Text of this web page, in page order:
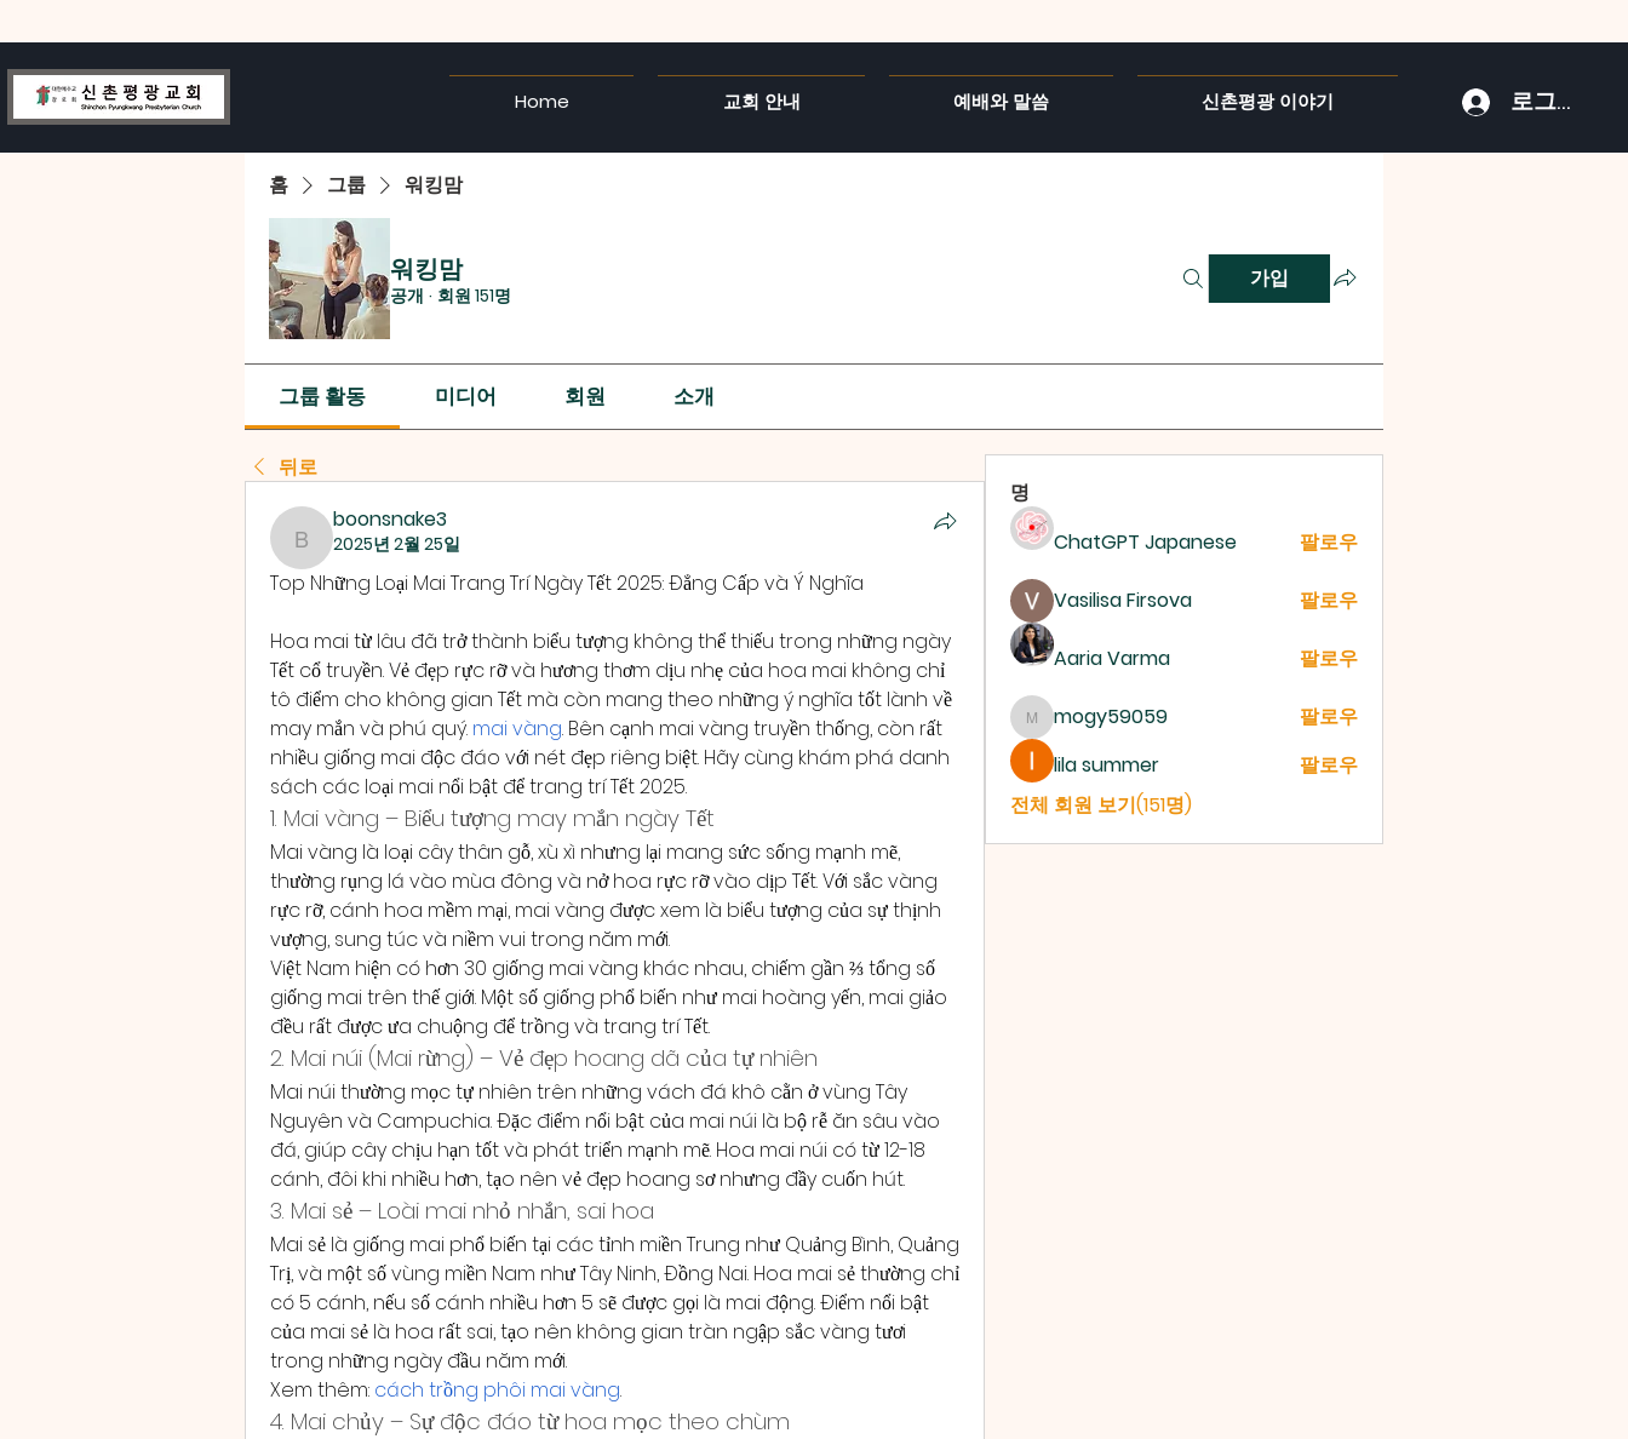
Home 교회 안내 예배와 말씀 신촌평광 이야기 로그인
홈 그룹 워킹맘
워킹맘
공개 · 회원 151명
가입
그룹 활동 미디어 회원 소개
뒤로
boonsnake3
boonsnake3
2025년 2월 25일
Top Những Loại Mai Trang Trí Ngày Tết 2025: Đẳng Cấp và Ý Nghĩa
Hoa mai từ lâu đã trở thành biểu tượng không thể thiếu trong những ngày
Tết cổ truyền. Vẻ đẹp rực rỡ và hương thơm dịu nhẹ của hoa mai không chỉ
tô điểm cho không gian Tết mà còn mang theo những ý nghĩa tốt lành về
may mắn và phú quý. mai vàng. Bên cạnh mai vàng truyền thống, còn rất
nhiều giống mai độc đáo với nét đẹp riêng biệt. Hãy cùng khám phá danh
sách các loại mai nổi bật để trang trí Tết 2025.
1. Mai vàng – Biểu tượng may mắn ngày Tết
Mai vàng là loại cây thân gỗ, xù xì nhưng lại mang sức sống mạnh mẽ,
thường rụng lá vào mùa đông và nở hoa rực rỡ vào dịp Tết. Với sắc vàng
rực rỡ, cánh hoa mềm mại, mai vàng được xem là biểu tượng của sự thịnh
vượng, sung túc và niềm vui trong năm mới.
Việt Nam hiện có hơn 30 giống mai vàng khác nhau, chiếm gần ⅔ tổng số
giống mai trên thế giới. Một số giống phổ biến như mai hoàng yến, mai giảo
đều rất được ưa chuộng để trồng và trang trí Tết.
2. Mai núi (Mai rừng) – Vẻ đẹp hoang dã của tự nhiên
Mai núi thường mọc tự nhiên trên những vách đá khô cằn ở vùng Tây
Nguyên và Campuchia. Đặc điểm nổi bật của mai núi là bộ rễ ăn sâu vào
đá, giúp cây chịu hạn tốt và phát triển mạnh mẽ. Hoa mai núi có từ 12-18
cánh, đôi khi nhiều hơn, tạo nên vẻ đẹp hoang sơ nhưng đầy cuốn hút.
3. Mai sẻ – Loài mai nhỏ nhắn, sai hoa
Mai sẻ là giống mai phổ biến tại các tỉnh miền Trung như Quảng Bình, Quảng
Trị, và một số vùng miền Nam như Tây Ninh, Đồng Nai. Hoa mai sẻ thường chỉ
có 5 cánh, nếu số cánh nhiều hơn 5 sẽ được gọi là mai động. Điểm nổi bật
của mai sẻ là hoa rất sai, tạo nên không gian tràn ngập sắc vàng tươi
trong những ngày đầu năm mới.
Xem thêm: cách trồng phôi mai vàng.
4. Mai chủy – Sự độc đáo từ hoa mọc theo chùm
명
ChatGPT Japanese
팔로우
Vasilisa Firsova 팔로우
Aaria Varma 팔로우
mogy59059
mogy59059
팔로우
lila summer
팔로우
전체 회원 보기(151명)